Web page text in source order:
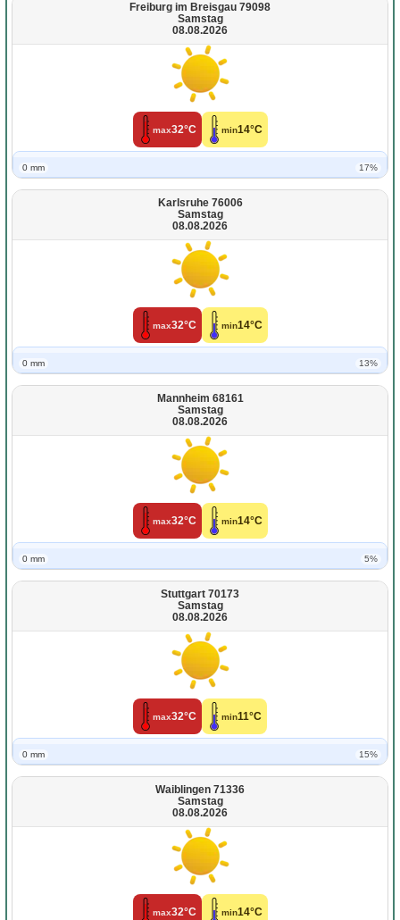
Freiburg im Breisgau 79098
Samstag
08.08.2026
max32°C min14°C
0 mm 17%
Karlsruhe 76006
Samstag
08.08.2026
max32°C min14°C
0 mm 13%
Mannheim 68161
Samstag
08.08.2026
max32°C min14°C
0 mm 5%
Stuttgart 70173
Samstag
08.08.2026
max32°C min11°C
0 mm 15%
Waiblingen 71336
Samstag
08.08.2026
max32°C min14°C